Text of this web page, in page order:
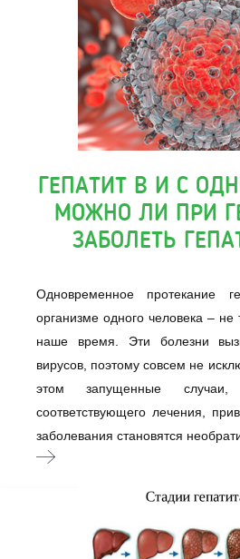
ГЕПАТИТ В И С
МОЖНО ЛИ ПРИ
ЗАБОЛЕТЬ
Одновременное
организме одного человека – не
наше время. Эти болезни
вирусов, поэтому совсем не
этом запущенные случаи,
соответствующего лечения,
заболевания становятся